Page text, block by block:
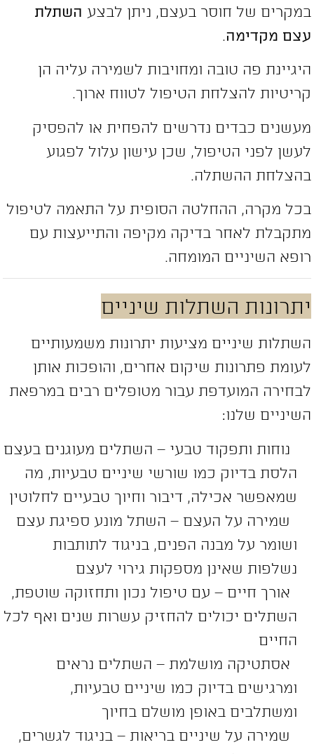
של חוסר בעצם, ניתן לבצעהשתלת
מקדימה.
פה טובה ומחויבות לשמירה עליה הן
להצלחת הטיפול לטווח ארוך.
כבדים נדרשים להפחית או להפסיק
לפני הטיפול, שכן עישון עלול לפגוע
ההשתלה.
מקרה, ההחלטה הסופית על התאמה לטיפול
לאחר בדיקה מקיפה והתייעצות עם
השיניים המומחה.
השתלות שיניים
שיניים מציעות יתרונות משמעותיים
פתרונות שיקום אחרים, והופכות אותן
המועדפת עבור מטופלים רבים במרפאת
שלנו:
נוחות ותפקוד טבעי – השתלים מעוגנים בעצם
הלסת בדיוק כמו שורשי שיניים טבעיות, מה
שמאפשר אכילה, דיבור וחיוך טבעיים לחלוטין
שמירה על העצם – השתל מונע ספיגת עצם
ושומר על מבנה הפנים, בניגוד לתותבות
נשלפות שאינן מספקות גירוי לעצם
אורך חיים – עם טיפול נכון ותחזוקה שוטפת,
השתלים יכולים להחזיק עשרות שנים ואף לכל
החיים
אסתטיקה מושלמת – השתלים נראים
ומרגישים בדיוק כמו שיניים טבעיות,
ומשתלבים באופן מושלם בחיוך
שמירה על שיניים בריאות – בניגוד לגשרים,